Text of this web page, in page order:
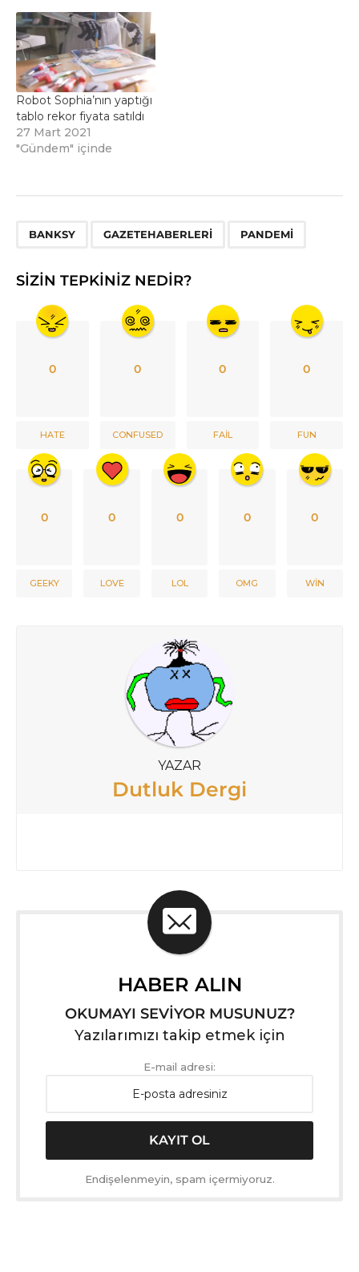
Robot Sophia’nın yaptığı
tablo rekor fiyata satıldı
27 Mart 2021
"Gündem" içinde
BANKSY GAZETEHABERLERI PANDEMI
SIZIN TEPKINIZ NEDIR?
0
HATE
0
CONFUSED
0
FAIL
0
FUN
0
GEEKY
0
LOVE
0
LOL
0
OMG
0
WIN
YAZAR
Dutluk Dergi
HABER ALIN
OKUMAYI SEVİYOR MUSUNUZ?
Yazılarımızı takip etmek için
E-mail adresi:
Endişelenmeyin, spam içermiyoruz.